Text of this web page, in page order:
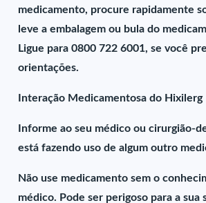
medicamento, procure rapidamente
leve a embalagem ou bula do
Ligue para 0800 722 6001, se você
orientações.
Interação Medicamentosa do Hixilerg
Informe ao seu médico ou cirurgião-
está fazendo uso de algum outro
Não use medicamento sem o
médico. Pode ser perigoso para a sua